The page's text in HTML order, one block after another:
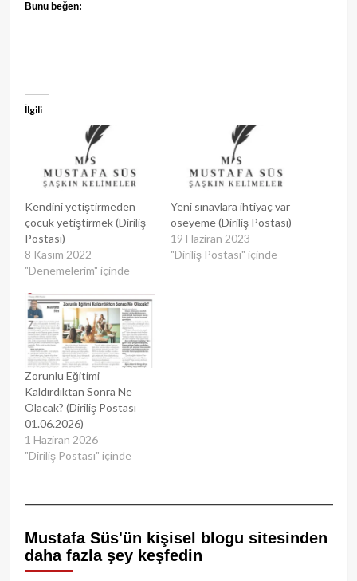
Bunu beğen:
İlgili
Kendini yetiştirmeden
çocuk yetiştirmek (Diriliş
Postası)
8 Kasım 2022
"Denemelerim" içinde
Yeni sınavlara ihtiyaç var
öseyeme (Diriliş Postası)
19 Haziran 2023
"Diriliş Postası" içinde
Zorunlu Eğitimi
Kaldırdıktan Sonra Ne
Olacak? (Diriliş Postası
01.06.2026)
1 Haziran 2026
"Diriliş Postası" içinde
Mustafa Süs'ün kişisel blogu sitesinden
daha fazla şey keşfedin